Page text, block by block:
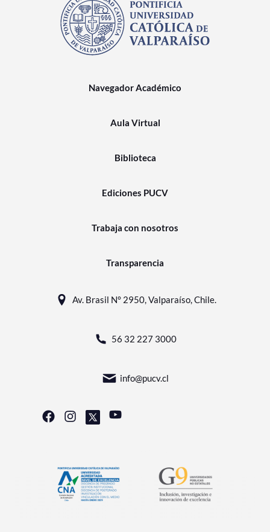
Navegador Académico
Aula Virtual
Biblioteca
Ediciones PUCV
Trabaja con nosotros
Transparencia
Av. Brasil N° 2950, Valparaíso, Chile.
56 32 227 3000
info@pucv.cl